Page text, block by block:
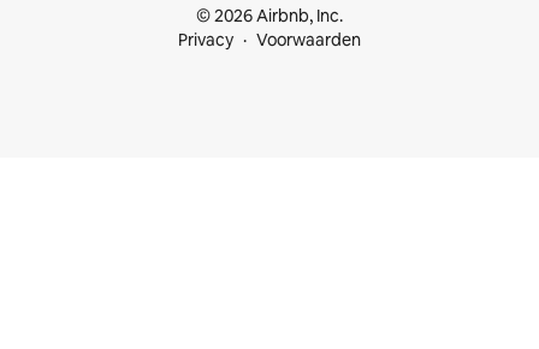
© 2026 Airbnb, Inc.
Privacy
Voorwaarden